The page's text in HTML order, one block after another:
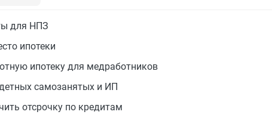
для НПЗ
ипотеки
ипотеку для медработников
самозанятых и ИП
отсрочку по кредитам